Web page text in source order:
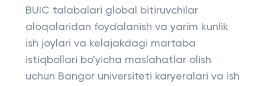
BUIC talabalari global bitiruvchilar
aloqalaridan foydalanish va yarim kunlik
ish joylari va kelajakdagi martaba
istiqbollari bo'yicha maslahatlar olish
uchun Bangor universiteti karyeralari va ish